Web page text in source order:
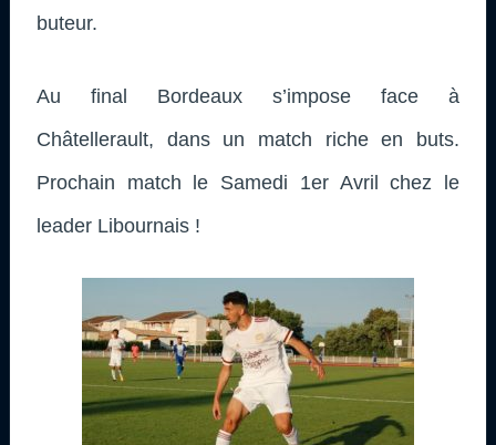
buteur.
Au final Bordeaux s’impose face à
Châtellerault, dans un match riche en buts.
Prochain match le Samedi 1er Avril chez le
leader Libournais !